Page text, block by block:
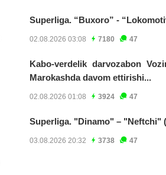
Superliga. “Buxoro” -
02.08.2026 03:08 7180 47
Kabo-verdelik darvozabon
Marokashda davom ettirishi...
02.08.2026 01:08 3924 47
Superliga. "Dinamo" – "Neftchi"
03.08.2026 20:32 3738 47